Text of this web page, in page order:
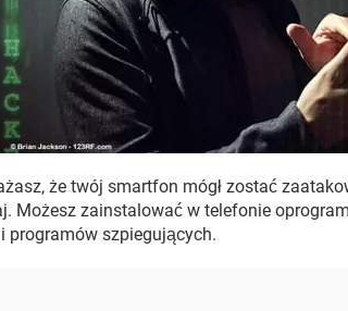
że twój smartfon mógł zostać
Możesz zainstalować w telefonie
programów szpiegujących.